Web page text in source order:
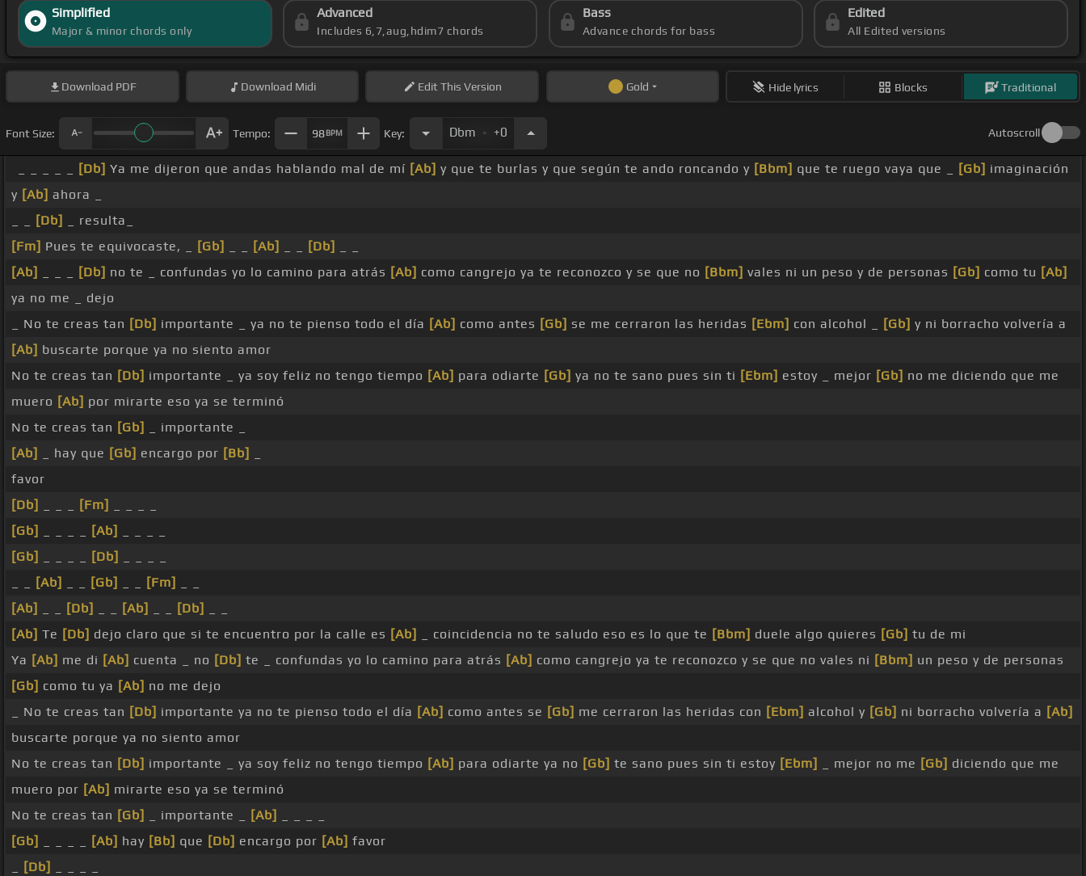
Simplified
Major & minor chords only
Advanced
Includes 6,7,aug,hdim7 chords
Bass
Advance chords for bass
Edited
All Edited versions
Download PDF Download Midi EditThis Version Gold Hide lyrics Blocks Traditional
Font Size: Tempo: 98BPM Key: Dbm . +0 Autoscroll
[Db] Ya me dijeron que andas hablando mal de mí [Ab] y que te burlas y que según te ando roncando y [Bbm] que te ruego vaya que _ [Gb] imaginación
y [Ab] ahora _
[Db]
_ resulta_
[Fm] Pues te equivocaste, _ [Gb] [Ab] [Db]
[Ab]
[Db] no te _ confundas yo lo camino para atrás [Ab] como cangrejo ya te reconozco y se que no [Bbm] vales ni un peso y de personas [Gb] como tu [Ab]
ya no me _ dejo
_ No te creas tan [Db] importante _ ya no te pienso todo el día [Ab] como antes [Gb] se me cerraron las heridas [Ebm] con alcohol _ [Gb] y ni borracho volvería a
[Ab] buscarte porque ya no siento amor
No te creas tan [Db] importante _ ya soy feliz no tengo tiempo [Ab] para odiarte [Gb] ya no te sano pues sin ti [Ebm] estoy _ mejor [Gb] no me diciendo que me
muero [Ab] por mirarte eso ya se terminó
No te creas tan [Gb]
_ importante _
[Ab]
_ hay que [Gb] encargo por [Bb]
favor
[Db]
[Fm]
[Gb]
[Ab]
[Gb]
[Db]
[Ab] [Gb] [Fm]
[Ab]
[Db] [Ab] [Db]
[Ab] Te [Db] dejo claro que si te encuentro por la calle es [Ab] _ coincidencia no te saludo eso es lo que te [Bbm] duele algo quieres [Gb] tu de mi
Ya [Ab] me di [Ab] cuenta _ no [Db] te _ confundas yo lo camino para atrás [Ab] como cangrejo ya te reconozco y se que no vales ni [Bbm] un peso y de personas
[Gb] como tu ya [Ab] no me dejo
_ No te creas tan [Db] importante ya no te pienso todo el día [Ab] como antes se [Gb] me cerraron las heridas con [Ebm] alcohol y [Gb] ni borracho volvería a [Ab]
buscarte porque ya no siento amor
No te creas tan [Db] importante _ ya soy feliz no tengo tiempo [Ab] para odiarte ya no [Gb] te sano pues sin ti estoy [Ebm] _ mejor no me [Gb] diciendo que me
muero por [Ab] mirarte eso ya se terminó
No te creas tan [Gb] _ importante _ [Ab]
[Gb]
[Ab] hay [Bb] que [Db] encargo por [Ab] favor
[Db]